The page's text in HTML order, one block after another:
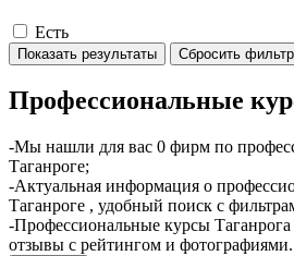
Есть
Показать результаты Сбросить
Профессиональные
-Мы нашли для вас 0 фирм по
Таганроге;
-Актуальная информация о
Таганроге , удобный поиск с
-Профессиональные курсы Таганрога
отзывы с рейтингом и фотографиями.